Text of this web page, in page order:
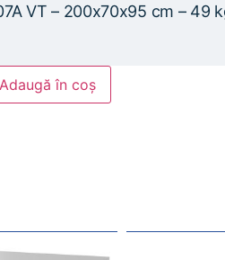
VT – 200x70x95 cm – 49
Adaugă în coș